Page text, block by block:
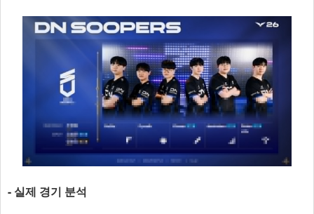
- 실제 경기 분석